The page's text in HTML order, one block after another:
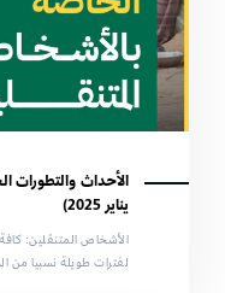
يناير 2025)
الأشخاص المتنقلين:
لفترات طويلة نسبيا من